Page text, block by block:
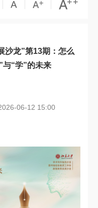
沙龙”第13期：怎么
“学”的未来
06-12 15:00